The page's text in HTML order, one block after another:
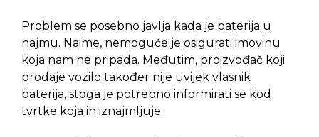
Problem se posebno javlja kada je baterija u
najmu. Naime, nemoguće je osigurati imovinu
koja nam ne pripada. Međutim, proizvođač koji
prodaje vozilo također nije uvijek vlasnik
baterija, stoga je potrebno informirati se kod
tvrtke koja ih iznajmljuje.